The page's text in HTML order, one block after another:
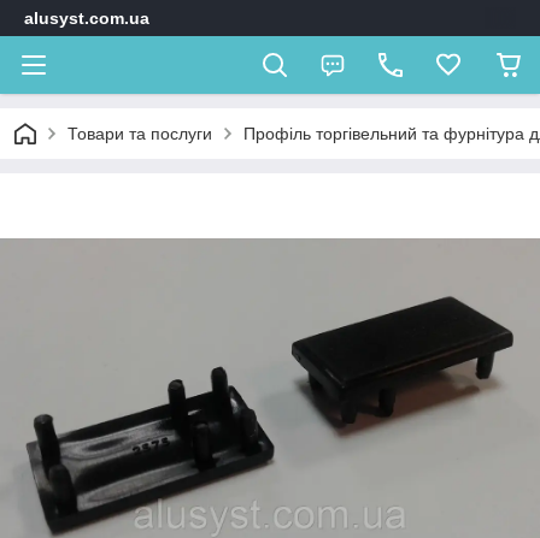
alusyst.com.ua
Товари та послуги Профіль торгівельний та фурнітура